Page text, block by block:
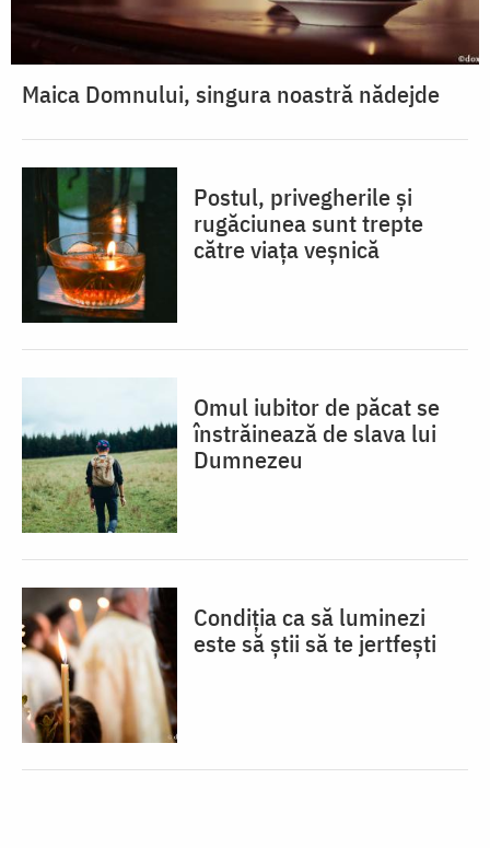
Maica Domnului, singura noastră nădejde
Postul, privegherile și
rugăciunea sunt trepte
către viața veșnică
Omul iubitor de păcat se
înstrăinează de slava lui
Dumnezeu
Condiția ca să luminezi
este să știi să te jertfești